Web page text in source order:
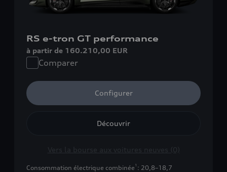
RS e-tron GT performance
à partir de 160.210,00 EUR
Comparer
Configurer
Découvrir
Vers la bourse aux voitures neuves (0)
Consommation électrique combinée 1 : 20,8–18,7